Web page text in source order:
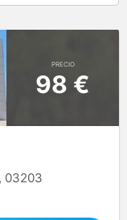
PRECIO
98 €
03203